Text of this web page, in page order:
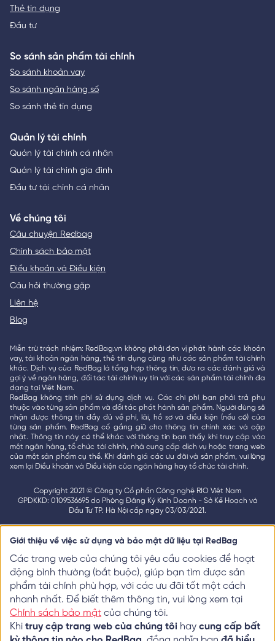
Thẻ tín dụng
Đầu tư
So sánh sản phẩm tài chính
So sánh khoản vay
So sánh ngân hàng số
So sánh thẻ tín dụng
Quản lý tài chính
Quản lý tài chính cá nhân
Quản lý tài chính gia đình
Đầu tư tài chính cá nhân
Về chúng tôi
Câu chuyện Redbag
Chính sách bảo mật
Điều khoản và Điều kiện
Câu hỏi thường gặp
Liên hệ
Blog
Miễn trừ trách nhiệm: RedBag.vn không phải đơn vị phát hành các khoản
vay, tài khoản ngân hàng, thẻ tín dụng cũng như các sản phẩm tài chính
khác. Dịch vụ của RedBag là tổng hợp thông tin, đưa ra các đánh giá và
gợi ý về ngân hàng, đối tác tài chính uy tín với các sản phẩm tài chính đa
dạng tại Việt Nam.
RedBag không tính phí sử dụng dịch vụ. Các chi phí bạn phải trả phụ
thuộc vào từng sản phẩm và đối tác phát hành sản phẩm. Người dùng sẽ
nhận được thông tin đầy đủ về phí, lãi, hồ sơ và điều kiện (nếu có) của
từng sản phẩm. RedBag cố gắng giữ cho thông tin chính xác và cập
nhật. Thông tin này có thể khác với thông tin bạn thấy khi truy cập vào
một ngân hàng, tổ chức tài chính, nhà cung cấp dịch vụ hoặc trang web
của một sản phẩm cụ thể. Khi đánh giá các ưu đãi và sản phẩm, vui lòng
xem lại Điều khoản và Điều kiện của ngân hàng hay tổ chức tài chính.
Copyright 2021 © Công ty Cổ phần Công nghệ RIO Việt Nam
GPDKKD: 0109536695 do Phòng Đăng Ký Kinh Doanh - Sở Kế Hoạch và
Đầu Tư TP. Hà Nội cấp ngày 03/03/2021.
Giới thiệu về việc sử dụng và bảo mật dữ liệu tại RedBag
Các trang web của chúng tôi yêu cầu cookies để hoạt
động bình thường (bắt buộc), giúp bạn tìm được sản
phẩm tài chính phù hợp, với các ưu đãi tốt một cách
nhanh nhất. Để biết thêm thông tin, vui lòng xem tại
Chính sách bảo mật của chúng tôi.
Khi truy cập trang web của chúng tôi hay cung cấp bất